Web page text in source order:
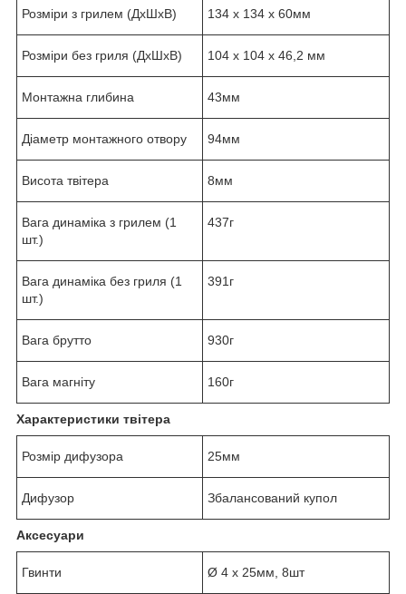
Розміри з грилем (ДхШхВ) 134 x 134 x 60мм
Розміри без гриля (ДхШхВ) 104 x 104 x 46,2 мм
Монтажна глибина 43мм
Діаметр монтажного отвору 94мм
Висота твітера 8мм
Вага динаміка з грилем (1
шт.)
437г
Вага динаміка без гриля (1
шт.)
391г
Вага брутто 930г
Вага магніту 160г
Характеристики твітера
Розмір дифузора 25мм
Дифузор Збалансований купол
Аксесуари
Гвинти Ø 4 x 25мм, 8шт